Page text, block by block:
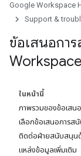
Google Workspace
Support &
ข้อเสนอกา
Workspace
ในหน้านี้
ภาพรวมของข้อเสน
เลือกข้อเสนอการส
ติดต่อฝ่ายสนับสนุน
แหล่งข้อมูลเพิ่มเติม